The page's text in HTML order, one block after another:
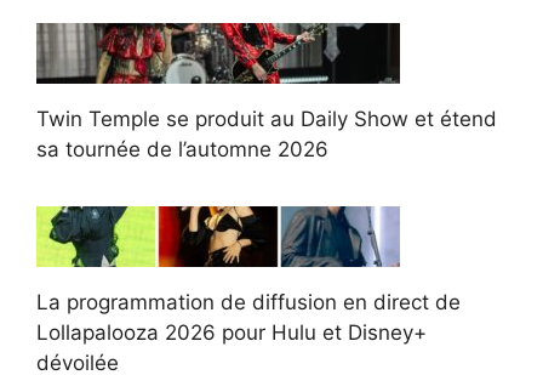
Twin Temple se produit au Daily Show et étend
sa tournée de l’automne 2026
La programmation de diffusion en direct de
Lollapalooza 2026 pour Hulu et Disney+
dévoilée